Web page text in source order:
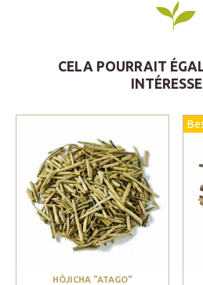
CELA POURRAIT
HÔJICHA "ATAGO"